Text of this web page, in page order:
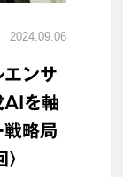
2024.09.06
エンサ
を軸
略局